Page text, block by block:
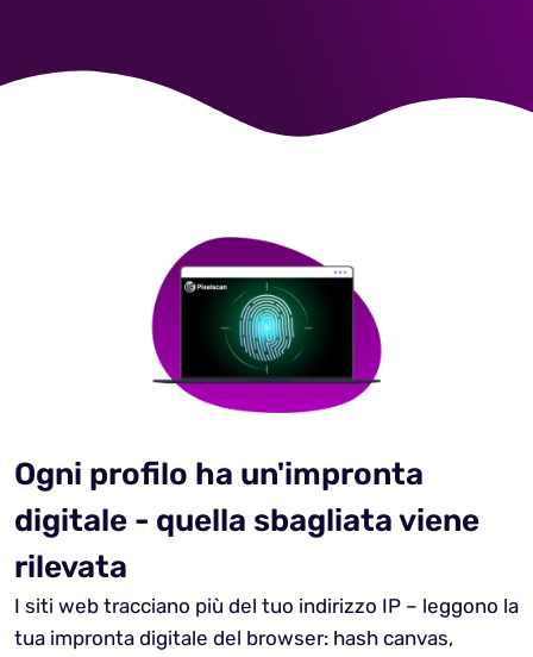
Ogni profilo ha un'impronta
digitale - quella sbagliata viene
rilevata
I siti web tracciano più del tuo indirizzo IP – leggono la
tua impronta digitale del browser: hash canvas,